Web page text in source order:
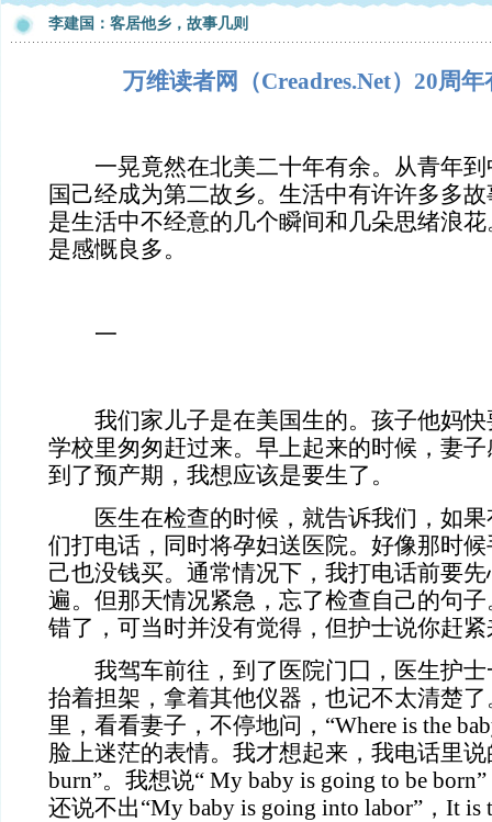
李建国：客居他乡，故事几则
万维读者网（Creadres.Net）20周
一晃竟然在北美二十年有余。从青年到
国己经成为第二故乡。生活中有许许多多
是生活中不经意的几个瞬间和几朵思绪浪
是感慨良多。
一
我们家儿子是在美国生的。孩子他妈快
学校里匆匆赶过来。早上起来的时候，妻
到了预产期，我想应该是要生了。
医生在检查的时候，就告诉我们，如果
们打电话，同时将孕妇送医院。好像那时
己也没钱买。通常情况下，我打电话前要
遍。但那天情况紧急，忘了检查自己的句
错了，可当时并没有觉得，但护士说你赶
我驾车前往，到了医院门囗，医生护士
抬着担架，拿着其他仪器，也记不太清楚
里，看看妻子，不停地问，“Where is the
脸上迷茫的表情。我才想起来，我电话里说
burn”。我想说“ My baby is going to be
还说不出“My baby is going into labor”，It is